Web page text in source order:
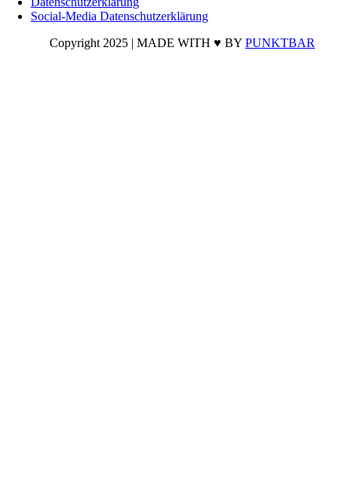
Social-Media Datenschutzerklärung
Copyright 2025 | MADE WITH ♥ BY PUNKTBAR